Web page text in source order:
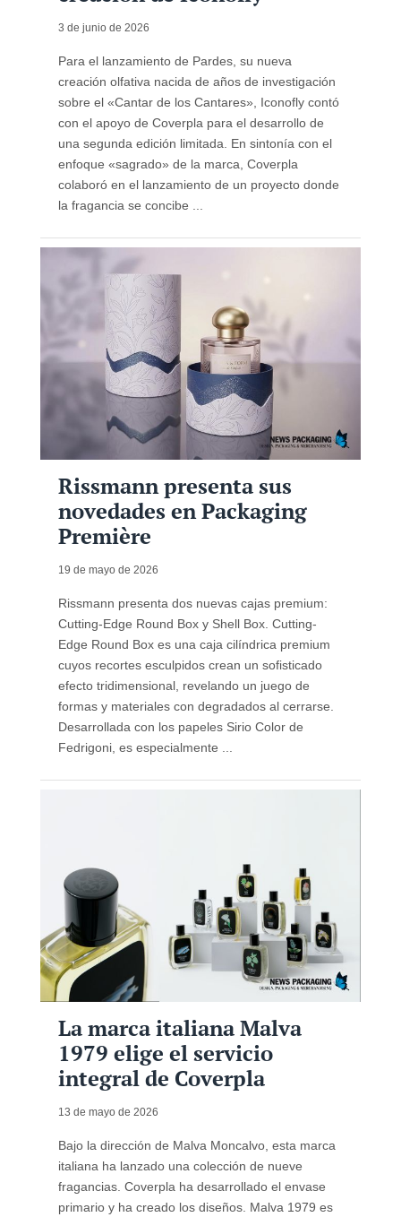
3 de junio de 2026
Para el lanzamiento de Pardes, su nueva
creación olfativa nacida de años de investigación
sobre el «Cantar de los Cantares», Iconofly contó
con el apoyo de Coverpla para el desarrollo de
una segunda edición limitada. En sintonía con el
enfoque «sagrado» de la marca, Coverpla
colaboró ​​en el lanzamiento de un proyecto donde
la fragancia se concibe ...
Rissmann presenta sus
novedades en Packaging
Première
19 de mayo de 2026
Rissmann presenta dos nuevas cajas premium:
Cutting-Edge Round Box y Shell Box. Cutting-
Edge Round Box es una caja cilíndrica premium
cuyos recortes esculpidos crean un sofisticado
efecto tridimensional, revelando un juego de
formas y materiales con degradados al cerrarse.
Desarrollada con los papeles Sirio Color de
Fedrigoni, es especialmente ...
La marca italiana Malva
1979 elige el servicio
integral de Coverpla
13 de mayo de 2026
Bajo la dirección de Malva Moncalvo, esta marca
italiana ha lanzado una colección de nueve
fragancias. Coverpla ha desarrollado el envase
primario y ha creado los diseños. Malva 1979 es